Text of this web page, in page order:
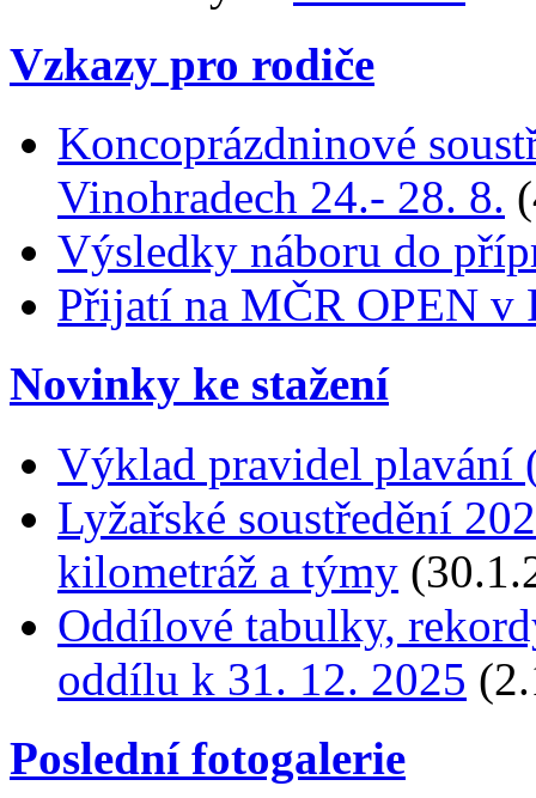
Vzkazy pro rodiče
Koncoprázdninové
Vinohradech 24.- 28. 8.
Výsledky náboru do
Přijatí na MČR OPEN v
Novinky ke stažení
Výklad pravidel plavání
Lyžařské soustředění
kilometráž a týmy
Oddílové tabulky,
oddílu k 31. 12. 2025
Poslední fotogalerie